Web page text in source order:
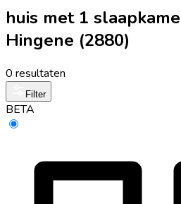
huis met 1
Hingene (2880)
0 resultaten
Filter
BETA